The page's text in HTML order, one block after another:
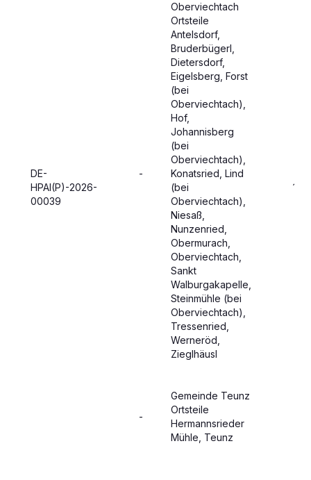
DE-
HPAI(P)-2026-
00039
-
Oberviechtach
Ortsteile
Antelsdorf,
Bruderbügerl,
Dietersdorf,
Eigelsberg, Forst
(bei
Oberviechtach),
Hof,
Johannisberg
(bei
Oberviechtach),
Konatsried, Lind
(bei
Oberviechtach),
Niesaß,
Nunzenried,
Obermurach,
Oberviechtach,
Sankt
Walburgakapelle,
Steinmühle (bei
Oberviechtach),
Tressenried,
Werneröd,
Zieglhäusl
-
Gemeinde Teunz
Ortsteile
Hermannsrieder
Mühle, Teunz